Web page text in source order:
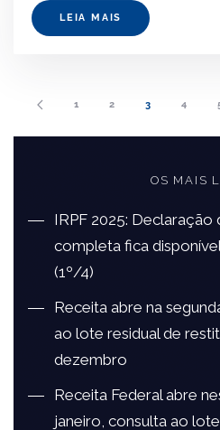
LEIA MAIS
1 2 3 4
OS MAIS
IRPF 2025:
completa fica
(1º/4)
Receita abre na
ao lote residual de
dezembro
Receita Federal abre
janeiro, consulta ao